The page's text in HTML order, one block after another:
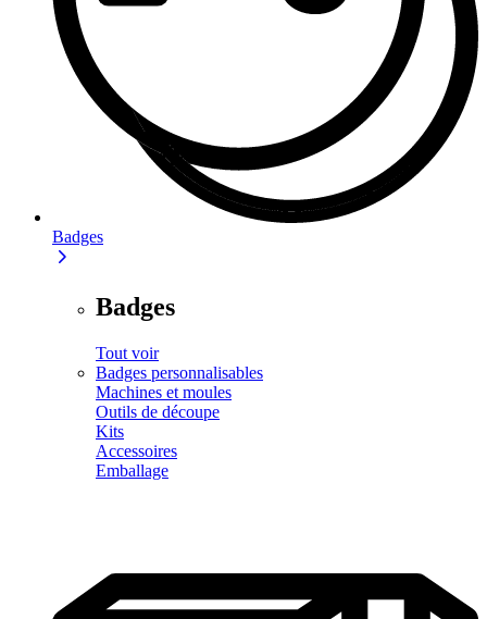
Badges
Badges
Tout voir
Badges personnalisables
Machines et moules
Outils de découpe
Kits
Accessoires
Emballage